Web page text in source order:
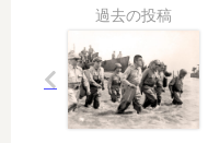
ッ
が
と
欲
望
の